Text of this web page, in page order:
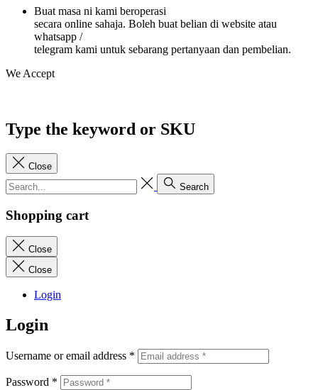
Buat masa ni kami beroperasi
secara online sahaja. Boleh buat belian di website atau
whatsapp /
telegram kami untuk sebarang pertanyaan dan pembelian.
We Accept
Type the keyword or SKU
Close
Search
Shopping cart
Close
Close
Login
Login
Username or email address *
Password *